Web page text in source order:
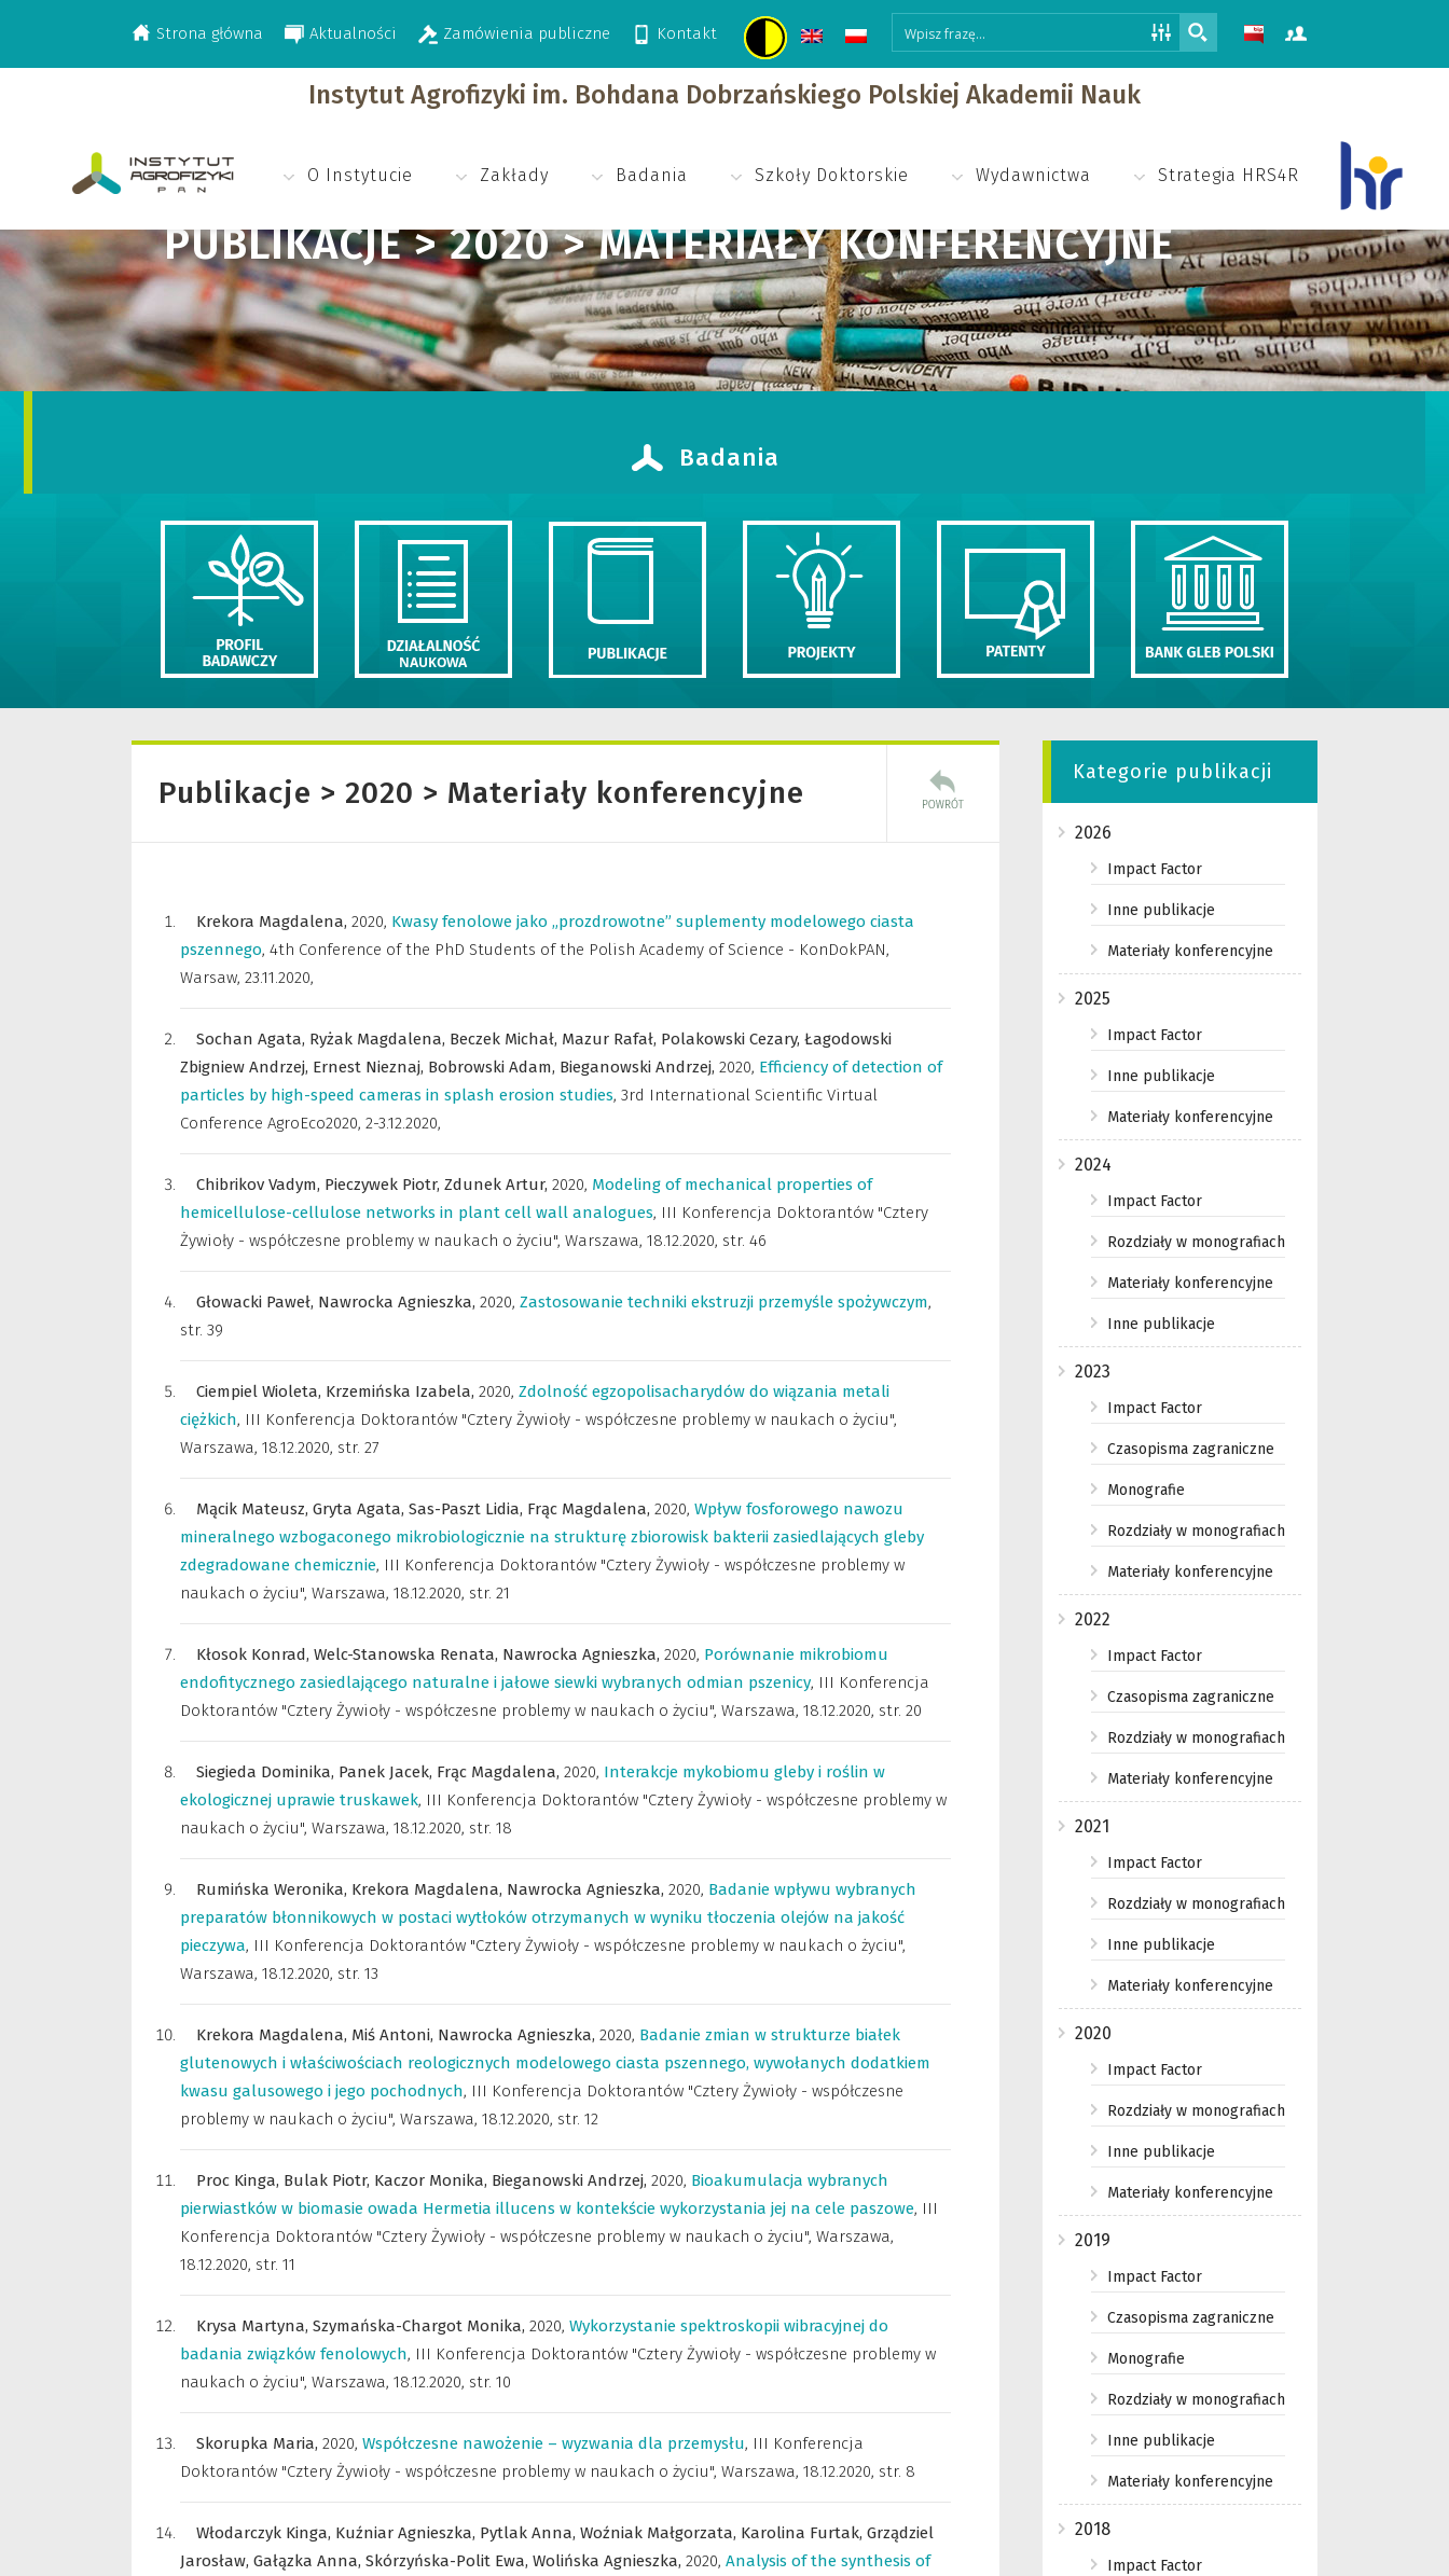
Strona główna Aktualności Zamówienia publiczne Kontakt
Instytut Agrofizyki im. Bohdana Dobrzańskiego Polskiej Akademii Nauk
O Instytucie Zakłady Badania Szkoły Doktorskie Wydawnictwa Strategia HRS4R
PUBLIKACJE > 2020 > MATERIAŁY KONFERENCYJNE
>Publikacje>2020>Materiały konferencyjne
Badania
Publikacje > 2020 > Materiały konferencyjne
Krekora Magdalena, 2020, Kwasy fenolowe jako „prozdrowotne” suplementy modelowego ciasta
pszennego, 4th Conference of the PhD Students of the Polish Academy of Science - KonDokPAN,
Warsaw, 23.11.2020,
Sochan Agata, Ryżak Magdalena, Beczek Michał, Mazur Rafał, Polakowski Cezary, Łagodowski
Zbigniew Andrzej, Ernest Nieznaj, Bobrowski Adam, Bieganowski Andrzej, 2020, Efficiency of detection of
particles by high-speed cameras in splash erosion studies, 3rd International Scientific Virtual
Conference AgroEco2020, 2-3.12.2020,
Chibrikov Vadym, Pieczywek Piotr, Zdunek Artur, 2020, Modeling of mechanical properties of
hemicellulose-cellulose networks in plant cell wall analogues, III Konferencja Doktorantów "Cztery
Żywioły - współczesne problemy w naukach o życiu", Warszawa, 18.12.2020, str. 46
Głowacki Paweł, Nawrocka Agnieszka, 2020, Zastosowanie techniki ekstruzji przemyśle spożywczym,
str. 39
Ciempiel Wioleta, Krzemińska Izabela, 2020, Zdolność egzopolisacharydów do wiązania metali
ciężkich, III Konferencja Doktorantów "Cztery Żywioły - współczesne problemy w naukach o życiu",
Warszawa, 18.12.2020, str. 27
Mącik Mateusz, Gryta Agata, Sas-Paszt Lidia, Frąc Magdalena, 2020, Wpływ fosforowego nawozu
mineralnego wzbogaconego mikrobiologicznie na strukturę zbiorowisk bakterii zasiedlających gleby
zdegradowane chemicznie, III Konferencja Doktorantów "Cztery Żywioły - współczesne problemy w
naukach o życiu", Warszawa, 18.12.2020, str. 21
Kłosok Konrad, Welc-Stanowska Renata, Nawrocka Agnieszka, 2020, Porównanie mikrobiomu
endofitycznego zasiedlającego naturalne i jałowe siewki wybranych odmian pszenicy, III Konferencja
Doktorantów "Cztery Żywioły - współczesne problemy w naukach o życiu", Warszawa, 18.12.2020, str. 20
Siegieda Dominika, Panek Jacek, Frąc Magdalena, 2020, Interakcje mykobiomu gleby i roślin w
ekologicznej uprawie truskawek, III Konferencja Doktorantów "Cztery Żywioły - współczesne problemy w
naukach o życiu", Warszawa, 18.12.2020, str. 18
Rumińska Weronika, Krekora Magdalena, Nawrocka Agnieszka, 2020, Badanie wpływu wybranych
preparatów błonnikowych w postaci wytłoków otrzymanych w wyniku tłoczenia olejów na jakość
pieczywa, III Konferencja Doktorantów "Cztery Żywioły - współczesne problemy w naukach o życiu",
Warszawa, 18.12.2020, str. 13
Krekora Magdalena, Miś Antoni, Nawrocka Agnieszka, 2020, Badanie zmian w strukturze białek
glutenowych i właściwościach reologicznych modelowego ciasta pszennego, wywołanych dodatkiem
kwasu galusowego i jego pochodnych, III Konferencja Doktorantów "Cztery Żywioły - współczesne
problemy w naukach o życiu", Warszawa, 18.12.2020, str. 12
Proc Kinga, Bulak Piotr, Kaczor Monika, Bieganowski Andrzej, 2020, Bioakumulacja wybranych
pierwiastków w biomasie owada Hermetia illucens w kontekście wykorzystania jej na cele paszowe, III
Konferencja Doktorantów "Cztery Żywioły - współczesne problemy w naukach o życiu", Warszawa,
18.12.2020, str. 11
Krysa Martyna, Szymańska-Chargot Monika, 2020, Wykorzystanie spektroskopii wibracyjnej do
badania związków fenolowych, III Konferencja Doktorantów "Cztery Żywioły - współczesne problemy w
naukach o życiu", Warszawa, 18.12.2020, str. 10
Skorupka Maria, 2020, Współczesne nawożenie – wyzwania dla przemysłu, III Konferencja
Doktorantów "Cztery Żywioły - współczesne problemy w naukach o życiu", Warszawa, 18.12.2020, str. 8
Włodarczyk Kinga, Kuźniar Agnieszka, Pytlak Anna, Woźniak Małgorzata, Karolina Furtak, Grządziel
Jarosław, Gałązka Anna, Skórzyńska-Polit Ewa, Wolińska Agnieszka, 2020, Analysis of the synthesis of
Kategorie publikacji
2026
Impact Factor
Inne publikacje
Materiały konferencyjne
2025
Impact Factor
Inne publikacje
Materiały konferencyjne
2024
Impact Factor
Rozdziały w monografiach
Materiały konferencyjne
Inne publikacje
2023
Impact Factor
Czasopisma zagraniczne
Monografie
Rozdziały w monografiach
Materiały konferencyjne
2022
Impact Factor
Czasopisma zagraniczne
Rozdziały w monografiach
Materiały konferencyjne
2021
Impact Factor
Rozdziały w monografiach
Inne publikacje
Materiały konferencyjne
2020
Impact Factor
Rozdziały w monografiach
Inne publikacje
Materiały konferencyjne
2019
Impact Factor
Czasopisma zagraniczne
Monografie
Rozdziały w monografiach
Inne publikacje
Materiały konferencyjne
2018
Impact Factor